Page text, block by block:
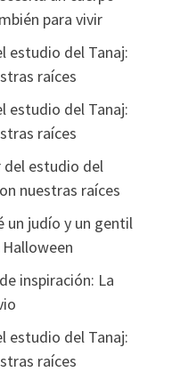
para vivir
estudio del Tanaj:
raíces
estudio del Tanaj:
raíces
del estudio del
nuestras raíces
un judío y un gentil
inspiración: La
estudio del Tanaj:
raíces